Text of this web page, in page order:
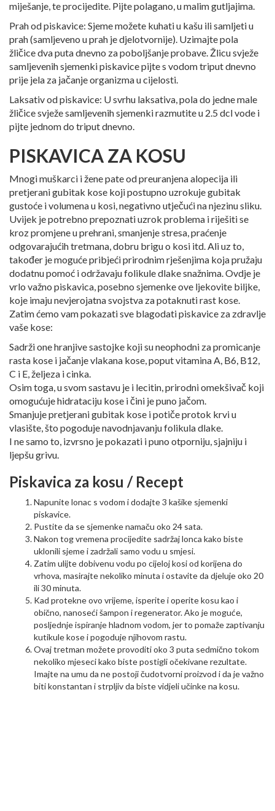
miješanje, te procijedite. Pijte polagano, u malim gutljajima.
Prah od piskavice: Sjeme možete kuhati u kašu ili samljeti u
prah (samljeveno u prah je djelotvornije). Uzimajte pola
žličice dva puta dnevno za poboljšanje probave. Žlicu svježe
samljevenih sjemenki piskavice pijte s vodom triput dnevno
prije jela za jačanje organizma u cijelosti.
Laksativ od piskavice: U svrhu laksativa, pola do jedne male
žličice svježe samljevenih sjemenki razmutite u 2.5 dcl vode i
pijte jednom do triput dnevno.
PISKAVICA ZA KOSU
Mnogi muškarci i žene pate od preuranjena alopecija ili
pretjerani gubitak kose koji postupno uzrokuje gubitak
gustoće i volumena u kosi, negativno utječući na njezinu sliku.
Uvijek je potrebno prepoznati uzrok problema i riješiti se
kroz promjene u prehrani, smanjenje stresa, praćenje
odgovarajućih tretmana, dobru brigu o kosi itd. Ali uz to,
također je moguće pribjeći prirodnim rješenjima koja pružaju
dodatnu pomoć i održavaju folikule dlake snažnima. Ovdje je
vrlo važno piskavica, posebno sjemenke ove ljekovite biljke,
koje imaju nevjerojatna svojstva za potaknuti rast kose.
Zatim ćemo vam pokazati sve blagodati piskavice za zdravlje
vaše kose:
Sadrži one hranjive sastojke koji su neophodni za promicanje
rasta kose i jačanje vlakana kose, poput vitamina A, B6, B12,
C i E, željeza i cinka.
Osim toga, u svom sastavu je i lecitin, prirodni omekšivač koji
omogućuje hidrataciju kose i čini je puno jačom.
Smanjuje pretjerani gubitak kose i potiče protok krvi u
vlasište, što pogoduje navodnjavanju folikula dlake.
I ne samo to, izvrsno je pokazati i puno otporniju, sjajniju i
ljepšu grivu.
Piskavica za kosu / Recept
Napunite lonac s vodom i dodajte 3 kašike sjemenki
piskavice.
Pustite da se sjemenke namaču oko 24 sata.
Nakon tog vremena procijedite sadržaj lonca kako biste
uklonili sjeme i zadržali samo vodu u smjesi.
Zatim ulijte dobivenu vodu po cijeloj kosi od korijena do
vrhova, masirajte nekoliko minuta i ostavite da djeluje oko 20
ili 30 minuta.
Kad protekne ovo vrijeme, isperite i operite kosu kao i
obično, nanoseći šampon i regenerator. Ako je moguće,
posljednje ispiranje hladnom vodom, jer to pomaže zaptivanju
kutikule kose i pogoduje njihovom rastu.
Ovaj tretman možete provoditi oko 3 puta sedmično tokom
nekoliko mjeseci kako biste postigli očekivane rezultate.
Imajte na umu da ne postoji čudotvorni proizvod i da je važno
biti konstantan i strpljiv da biste vidjeli učinke na kosu.